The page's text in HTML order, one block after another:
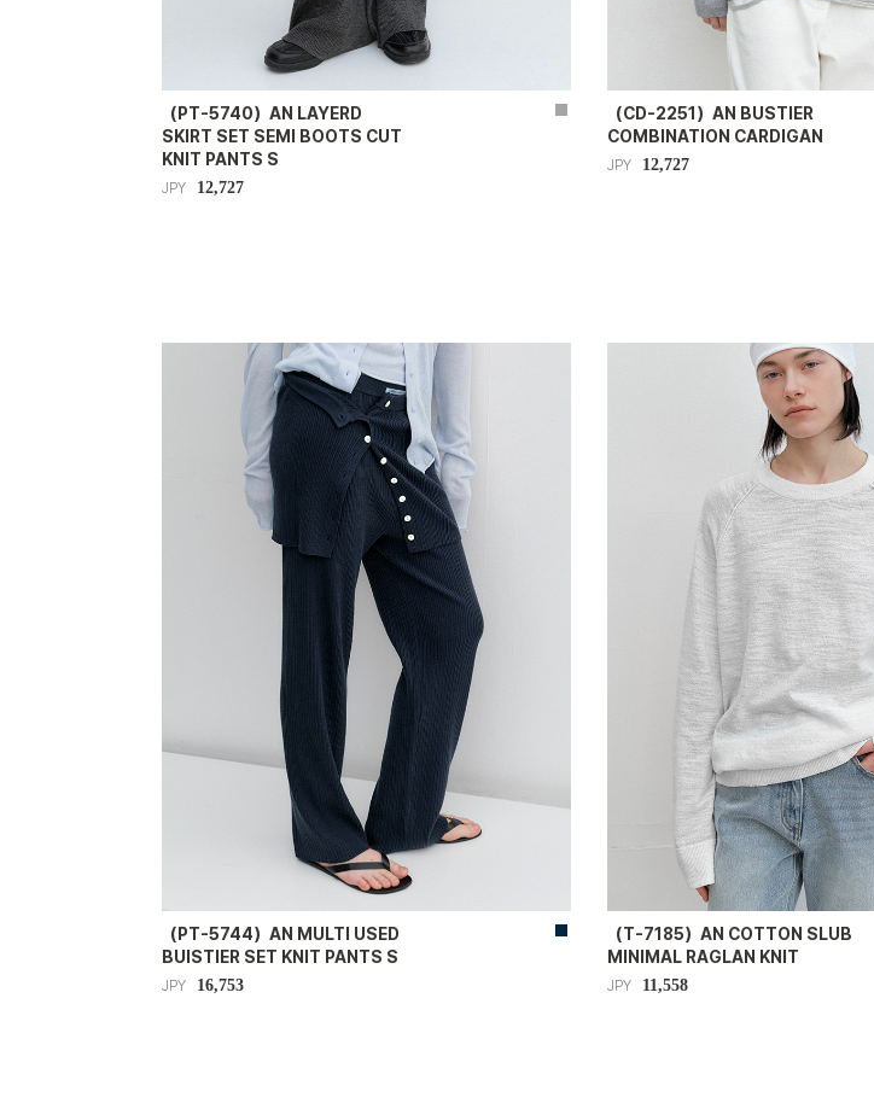
（PT-5740）AN LAYERD
SKIRT SET SEMI BOOTS CUT
KNIT PANTS S
JPY 12,727
（CD-2251）AN BUSTIER
COMBINATION CARDIGAN
JPY 12,727
（PT-5744）AN MULTI USED
BUISTIER SET KNIT PANTS S
JPY 16,753
（T-7185）AN COTTON SLUB
MINIMAL RAGLAN KNIT
JPY 11,558